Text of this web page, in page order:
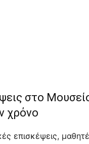
στο
χρόνο
επισκέψεις,